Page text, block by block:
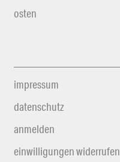
osten
impressum
datenschutz
anmelden
einwilligungen widerrufen